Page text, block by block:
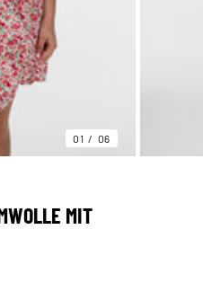
01 06
MIT